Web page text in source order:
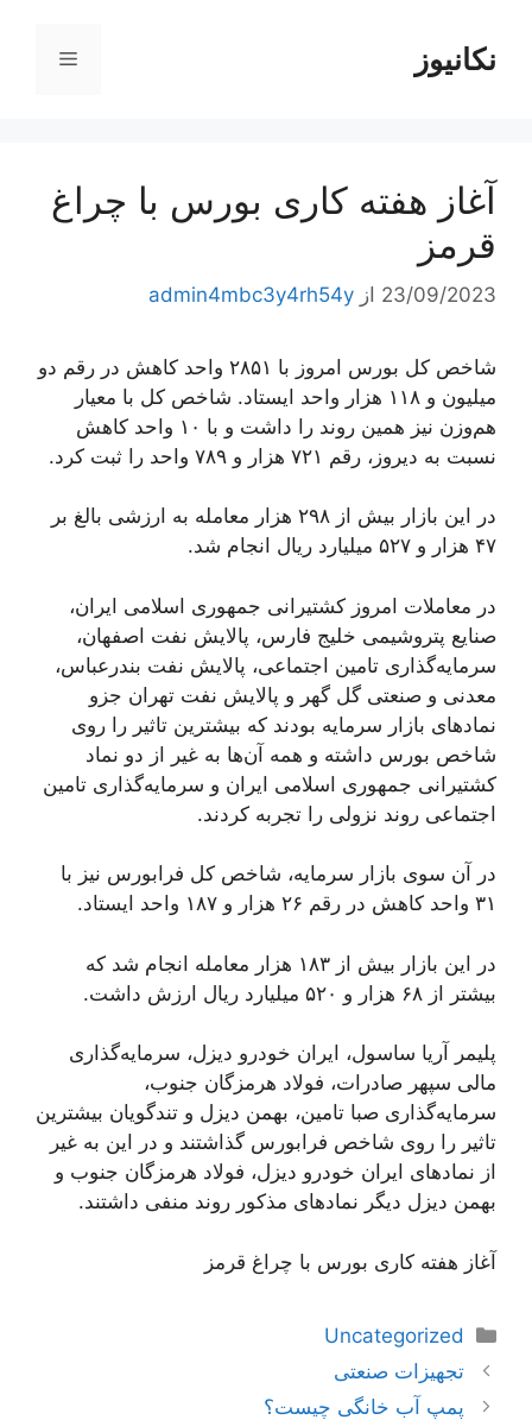
محتوانکانیوز فهرست
آغاز هفته کاری بورس با چراغ
قرمز
23/09/2023 از admin4mbc3y4rh54y
شاخص کل بورس امروز با ۲۸۵۱ واحد کاهش در رقم دو
میلیون و ۱۱۸ هزار واحد ایستاد. شاخص کل با معیار
هم‌وزن نیز همین روند را داشت و با ۱۰ واحد کاهش
نسبت به دیروز، رقم ۷۲۱ هزار و ۷۸۹ واحد را ثبت کرد.
در این بازار بیش از ۲۹۸ هزار معامله به ارزشی بالغ بر
۴۷ هزار و ۵۲۷ میلیارد ریال انجام شد.
در معاملات امروز کشتیرانی جمهوری اسلامی ایران،
صنایع پتروشیمی خلیج فارس، پالایش نفت اصفهان،
سرمایه‌گذاری تامین اجتماعی، پالایش نفت بندرعباس،
معدنی و صنعتی گل گهر و پالایش نفت تهران جزو
نماد‌های بازار سرمایه بودند که بیشترین تاثیر را روی
شاخص بورس داشته و همه آن‌ها به غیر از دو نماد
کشتیرانی جمهوری اسلامی ایران و سرمایه‌گذاری تامین
اجتماعی روند نزولی را تجربه کردند.
در آن سوی بازار سرمایه، شاخص کل فرابورس نیز با
۳۱ واحد کاهش در رقم ۲۶ هزار و ۱۸۷ واحد ایستاد.
در این بازار بیش از ۱۸۳ هزار معامله انجام شد که
بیشتر از ۶۸ هزار و ۵۲۰ میلیارد ریال ارزش داشت.
پلیمر آریا ساسول، ایران خودرو دیزل، سرمایه‌گذاری
مالی سپهر صادرات، فولاد هرمزگان جنوب،
سرمایه‌گذاری صبا تامین، بهمن دیزل و تندگویان بیشترین
تاثیر را روی شاخص فرابورس گذاشتند و در این به غیر
از نماد‌های ایران خودرو دیزل، فولاد هرمزگان جنوب و
بهمن دیزل دیگر نماد‌های مذکور روند منفی داشتند.
آغاز هفته کاری بورس با چراغ قرمز
دسته‌ها
Uncategorized
ناوبری
نوشته‌ها
تجهیزات صنعتی
پمپ آب خانگی چیست؟